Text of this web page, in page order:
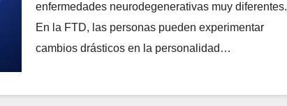
enfermedades neurodegenerativas muy diferentes.
En la FTD, las personas pueden experimentar
cambios drásticos en la personalidad…